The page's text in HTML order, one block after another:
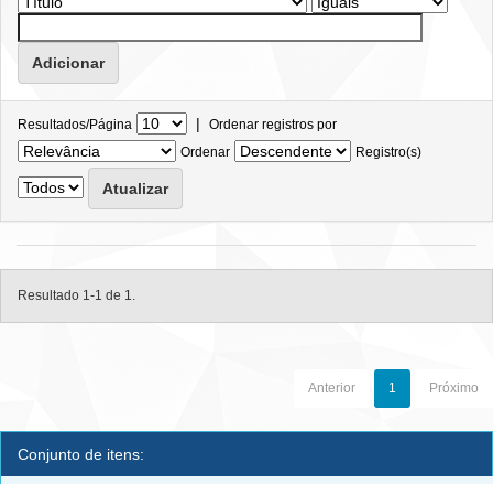
Resultados/Página | Ordenar registros por
Ordenar
Registro(s)
Resultado 1-1 de 1.
Anterior 1 Próximo
Conjunto de itens: